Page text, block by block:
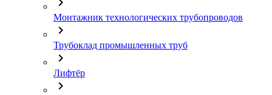
Монтажник технологических трубопроводов
chevron_right
Трубоклад промышленных труб
chevron_right
Лифтёр
chevron_right